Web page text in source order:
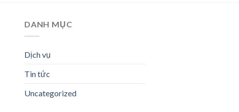
DANH MỤC
Dịch vụ
Tin tức
Uncategorized